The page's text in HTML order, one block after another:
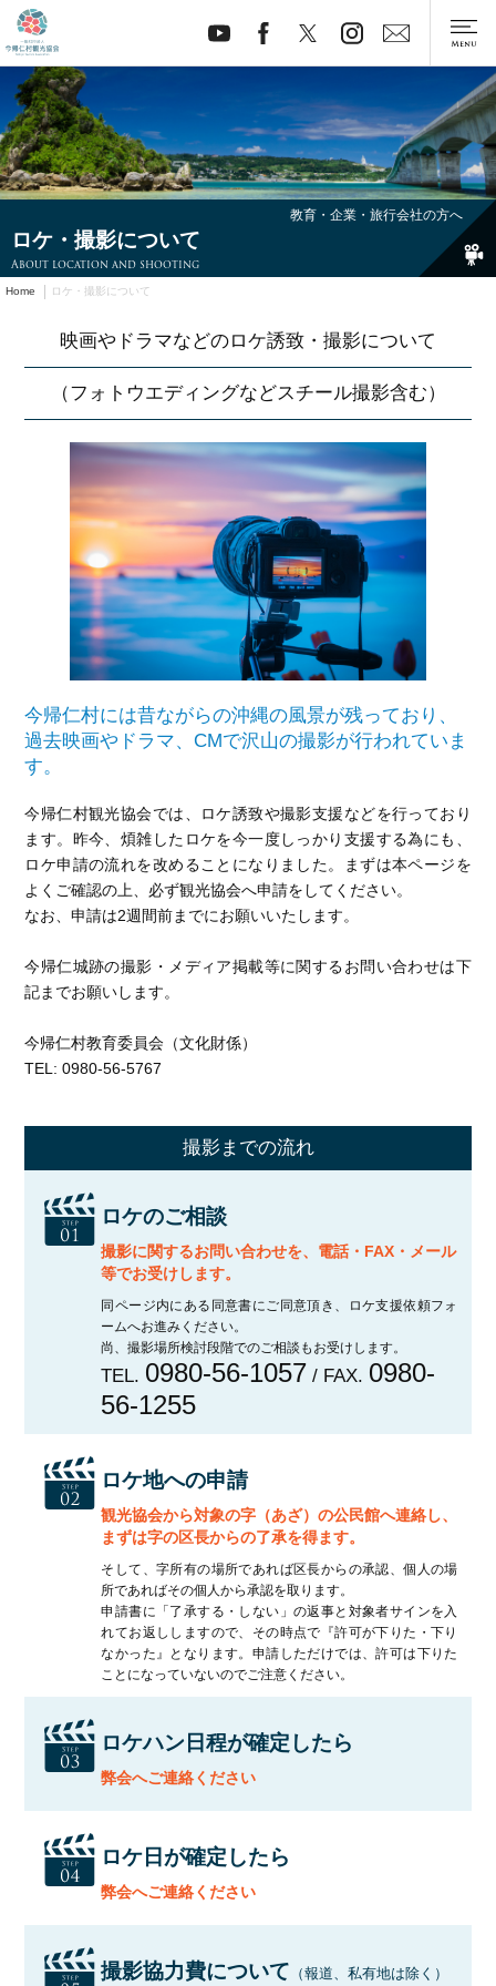
教育・企業・旅行会社の方へ
ロケ・撮影について
About location and shooting
Home ロケ・撮影について
映画やドラマなどのロケ誘致・撮影について
（フォトウエディングなどスチール撮影含む）
今帰仁村には昔ながらの沖縄の風景が残っており、
過去映画やドラマ、CMで沢山の撮影が行われていま
す。
今帰仁村観光協会では、ロケ誘致や撮影支援などを行っており
ます。昨今、煩雑したロケを今一度しっかり支援する為にも、
ロケ申請の流れを改めることになりました。まずは本ページを
よくご確認の上、必ず観光協会へ申請をしてください。
なお、申請は2週間前までにお願いいたします。
今帰仁城跡の撮影・メディア掲載等に関するお問い合わせは下
記までお願いします。
今帰仁村教育委員会（文化財係）
TEL: 0980-56-5767
撮影までの流れ
ロケのご相談
撮影に関するお問い合わせを、電話・FAX・メール
等でお受けします。
同ページ内にある同意書にご同意頂き、ロケ支援依頼フォ
ームへお進みください。
尚、撮影場所検討段階でのご相談もお受けします。
TEL. 0980-56-1057 / FAX. 0980-
56-1255
ロケ地への申請
観光協会から対象の字（あざ）の公民館へ連絡し、
まずは字の区長からの了承を得ます。
そして、字所有の場所であれば区長からの承認、個人の場
所であればその個人から承認を取ります。
申請書に「了承する・しない」の返事と対象者サインを入
れてお返ししますので、その時点で『許可が下りた・下り
なかった』となります。申請しただけでは、許可は下りた
ことになっていないのでご注意ください。
ロケハン日程が確定したら
弊会へご連絡ください
ロケ日が確定したら
弊会へご連絡ください
撮影協力費について （報道、私有地は除く）